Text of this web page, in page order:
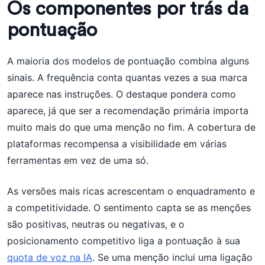
Os componentes por trás da
pontuação
A maioria dos modelos de pontuação combina alguns
sinais. A frequência conta quantas vezes a sua marca
aparece nas instruções. O destaque pondera como
aparece, já que ser a recomendação primária importa
muito mais do que uma menção no fim. A cobertura de
plataformas recompensa a visibilidade em várias
ferramentas em vez de uma só.
As versões mais ricas acrescentam o enquadramento e
a competitividade. O sentimento capta se as menções
são positivas, neutras ou negativas, e o
posicionamento competitivo liga a pontuação à sua
quota de voz na IA. Se uma menção inclui uma ligação